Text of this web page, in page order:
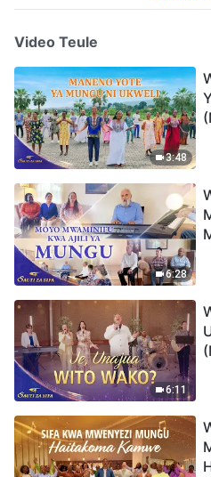
Video Teule
3:48
6:28
6:11